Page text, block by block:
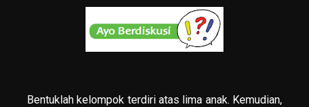
Bentuklah kelompok terdiri atas lima anak. Kemudian,